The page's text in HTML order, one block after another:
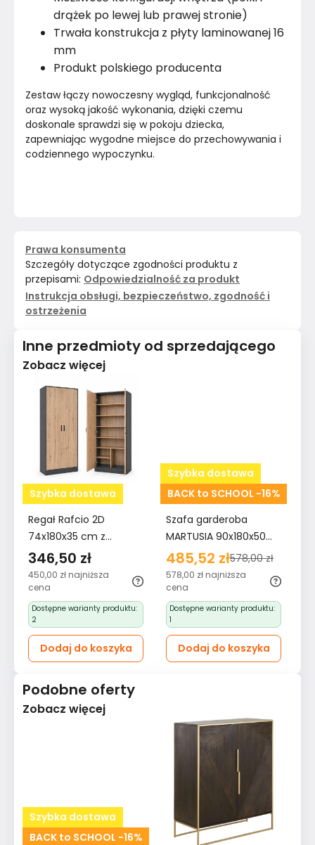
Biele kremy
Marka
drążek po lewej lub prawej stronie)
Trwała konstrukcja z płyty laminowanej 16
mm
Produkt polskiego producenta
Zestaw łączy nowoczesny wygląd, funkcjonalność
oraz wysoką jakość wykonania, dzięki czemu
doskonale sprawdzi się w pokoju dziecka,
zapewniając wygodne miejsce do przechowywania i
codziennego wypoczynku.
Prawa konsumenta
Szczegóły dotyczące zgodności produktu z
przepisami: Odpowiedzialność za produkt
Instrukcja obsługi, bezpieczeństwo, zgodność i
ostrzeżenia
Inne przedmioty od sprzedającego
Zobacz więcej
Szybka dostawa
Regał Rafcio 2D
74x180x35 cm z
półkami i drzwiami do
pokoju biura dąb
artisan antracyt
bestseller
346,50 zł
450,00 zł najniższa
cena
Dostępne warianty produktu:
2
Dodaj do koszyka
Szybka dostawa
BACK to SCHOOL -16%
Szafa garderoba
MARTUSIA 90x180x50
cm drzwi półki do
przedpokoju lub pokoju
biała bestseller
485,52 zł578,00 zł
578,00 zł najniższa
cena
Dostępne warianty produktu:
1
Dodaj do koszyka
Podobne oferty
Zobacz więcej
Szybka dostawa
BACK to SCHOOL -16%